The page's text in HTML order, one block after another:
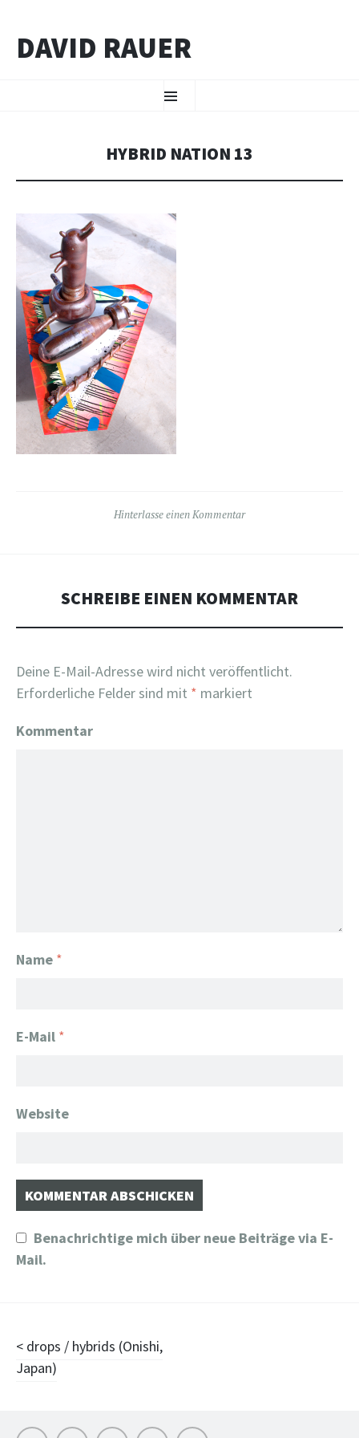
DAVID RAUER
HYBRID NATION 13
Hinterlasse einen Kommentar
SCHREIBE EINEN KOMMENTAR
Deine E-Mail-Adresse wird nicht veröffentlicht.
Erforderliche Felder sind mit * markiert
Kommentar
Name *
E-Mail *
Website
Benachrichtige mich über neue Beiträge via E-
Mail.
Beitragsnavigation
drops / hybrids (Onishi,
Japan)
Works Stationen ImpressumStream INSTA